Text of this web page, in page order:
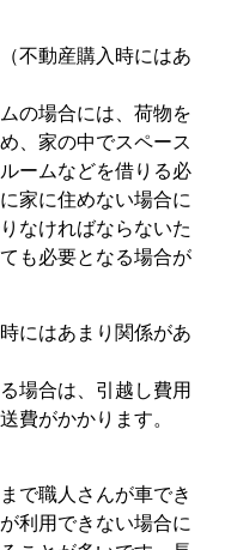
不動産購入時にはあ
の場合には、荷物を
、家の中でスペース
ームなどを借りる必
家に住めない場合に
なければならないた
も必要となる場合が
にはあまり関係があ
場合は、引越し費用
費がかかります。
で職人さんが車でき
利用できない場合に